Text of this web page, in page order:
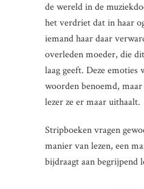
de wereld in de
het verdriet dat in haar
iemand haar daar
overleden moeder, die
laag geeft. Deze emoties
woorden benoemd,
lezer ze er maar uithaalt.
Stripboeken vragen
manier van lezen, een
bijdraagt aan begrijpend